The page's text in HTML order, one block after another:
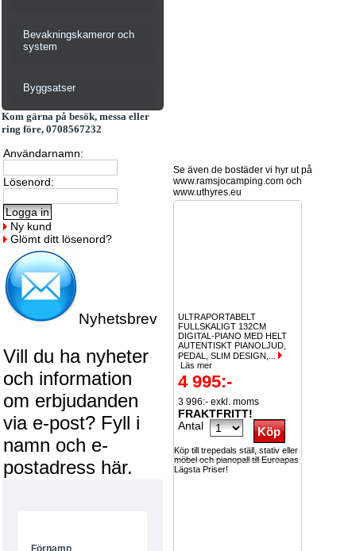
Bevakningskameror och
system
Byggsatser
Kom gärna på besök, messa eller
ring före, 0708567232
Användarnamn:
Lösenord:
Ny kund
Glömt ditt lösenord?
Nyhetsbrev
Vill du ha nyheter
och information
om erbjudanden
via e-post? Fyll i
namn och e-
postadress här.
Se även de bostäder vi hyr ut på
www.ramsjocamping.com och
www.uthyres.eu
ULTRAPORTABELT
FULLSKALIGT 132CM
DIGITAL-PIANO MED HELT
AUTENTISKT PIANOLJUD,
PEDAL, SLIM DESIGN,...
Läs mer
4 995:-
3 996:- exkl. moms
FRAKTFRITT!
Antal
Köp till trepedals ställ, stativ eller
möbel och pianopall till Euroapas
Lägsta Priser!